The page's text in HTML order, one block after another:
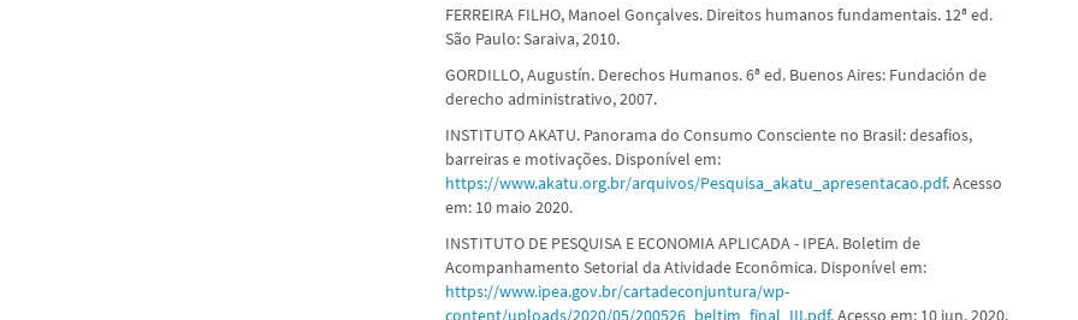
FERREIRA FILHO, Manoel Gonçalves. Direitos humanos fundamentais. 12ª ed.
São Paulo: Saraiva, 2010.
GORDILLO, Augustín. Derechos Humanos. 6ª ed. Buenos Aires: Fundación de
derecho administrativo, 2007.
INSTITUTO AKATU. Panorama do Consumo Consciente no Brasil: desafios,
barreiras e motivações. Disponível em:
https://www.akatu.org.br/arquivos/Pesquisa_akatu_apresentacao.pdf. Acesso
em: 10 maio 2020.
INSTITUTO DE PESQUISA E ECONOMIA APLICADA - IPEA. Boletim de
Acompanhamento Setorial da Atividade Econômica. Disponível em:
https://www.ipea.gov.br/cartadeconjuntura/wp-
content/uploads/2020/05/200526_beltim_final_III.pdf. Acesso em: 10 jun. 2020.